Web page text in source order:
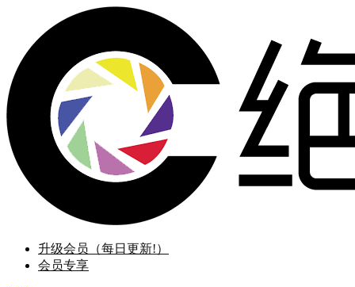
升级会员（每日更新!）
会员专享